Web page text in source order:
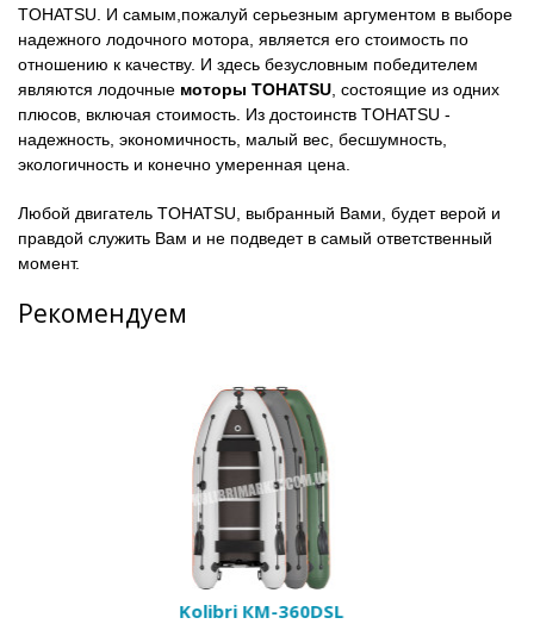
TOHATSU. И самым,пожалуй серьезным аргументом в выборе
надежного лодочного мотора, является его стоимость по
отношению к качеству. И здесь безусловным победителем
являются лодочные моторы TOHATSU , состоящие из одних
плюсов, включая стоимость. Из достоинств TOHATSU -
надежность, экономичность, малый вес, бесшумность,
экологичность и конечно умеренная цена.
Любой двигатель TOHATSU, выбранный Вами, будет верой и
правдой служить Вам и не подведет в самый ответственный
момент.
Рекомендуем
Каяк Riverday OnWave камуфляж